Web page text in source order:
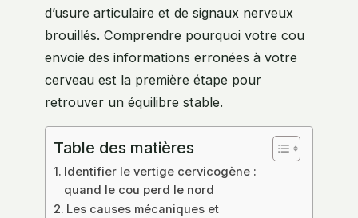
d’usure articulaire et de signaux nerveux
brouillés. Comprendre pourquoi votre cou
envoie des informations erronées à votre
cerveau est la première étape pour
retrouver un équilibre stable.
Table des matières
Identifier le vertige cervicogène :
quand le cou perd le nord
Les causes mécaniques et